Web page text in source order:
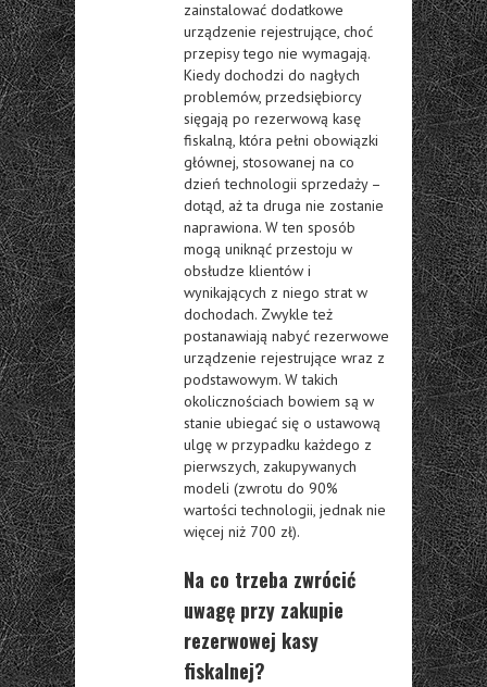
zainstalować dodatkowe
urządzenie rejestrujące, choć
przepisy tego nie wymagają.
Kiedy dochodzi do nagłych
problemów, przedsiębiorcy
sięgają po rezerwową kasę
fiskalną, która pełni obowiązki
głównej, stosowanej na co
dzień technologii sprzedaży –
dotąd, aż ta druga nie zostanie
naprawiona. W ten sposób
mogą uniknąć przestoju w
obsłudze klientów i
wynikających z niego strat w
dochodach. Zwykle też
postanawiają nabyć rezerwowe
urządzenie rejestrujące wraz z
podstawowym. W takich
okolicznościach bowiem są w
stanie ubiegać się o ustawową
ulgę w przypadku każdego z
pierwszych, zakupywanych
modeli (zwrotu do 90%
wartości technologii, jednak nie
więcej niż 700 zł).
Na co trzeba zwrócić
uwagę przy zakupie
rezerwowej kasy
fiskalnej?